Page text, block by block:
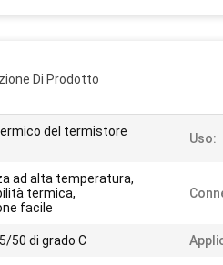
Di Prodotto
del termistore
Uso:
ad alta temperatura,
termica,
facile
50 di grado C